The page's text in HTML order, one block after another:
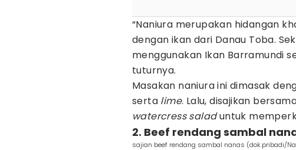
“Naniura merupakan hidangan
dengan ikan dari Danau Toba.
menggunakan Ikan Barramundi
tuturnya.
Masakan naniura ini dimasak
serta lime. Lalu, disajikan
watercress saladuntuk
2. Beef rendang sambal
sajian beef rendang sambal nanas (dok.pribadi/